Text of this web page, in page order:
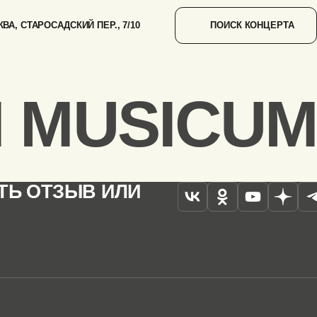
СТАРОСАДСКИЙ ПЕР., 7/10 ПОИСК КОНЦЕРТА
ОТЗЫВ ИЛИ